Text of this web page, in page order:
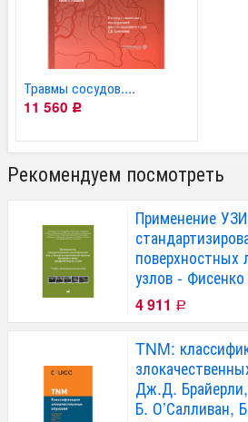
Травмы сосудов....
11 560 Р
Рекомендуем посмотреть
Применение
поверхностных
узлов -
4 911 Р
TNM:
Дж.Д.
Б. О’Салливан,